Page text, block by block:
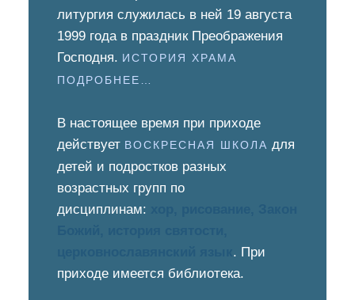
литургия служилась в ней 19 августа
1999 года в праздник Преображения
Господня. ИСТОРИЯ ХРАМА
ПОДРОБНЕЕ…
В настоящее время при приходе
действует ВОСКРЕСНАЯ ШКОЛА для
детей и подростков разных
возрастных групп по
дисциплинам:
. При
приходе имеется библиотека.